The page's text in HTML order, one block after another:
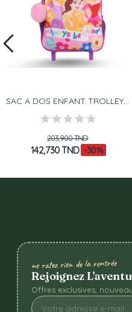
SAC A DOS ENFANT TROLLEY - MUST TEAM DISNEY -...
203,900 TND
142,730 TND -30%
ne ratez rien de la rentrée
Rejoignez
Offres exclusives,